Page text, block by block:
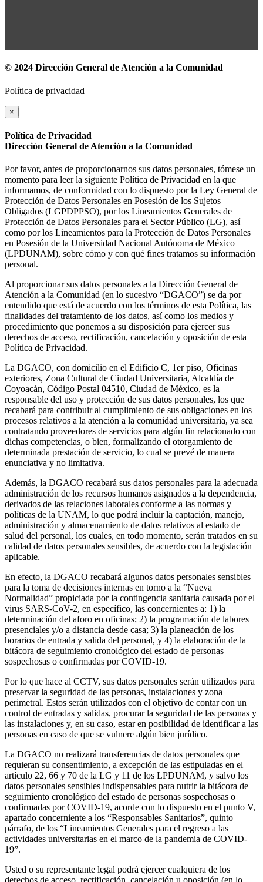
© 2024 Dirección General de Atención a la Comunidad
Política de privacidad
×
Política de Privacidad
Dirección General de Atención a la Comunidad
Por favor, antes de proporcionarnos sus datos personales, tómese un
momento para leer la siguiente Política de Privacidad en la que
informamos, de conformidad con lo dispuesto por la Ley General de
Protección de Datos Personales en Posesión de los Sujetos
Obligados (LGPDPPSO), por los Lineamientos Generales de
Protección de Datos Personales para el Sector Público (LG), así
como por los Lineamientos para la Protección de Datos Personales
en Posesión de la Universidad Nacional Autónoma de México
(LPDUNAM), sobre cómo y con qué fines tratamos su información
personal.
Al proporcionar sus datos personales a la Dirección General de
Atención a la Comunidad (en lo sucesivo “DGACO”) se da por
entendido que está de acuerdo con los términos de esta Política, las
finalidades del tratamiento de los datos, así como los medios y
procedimiento que ponemos a su disposición para ejercer sus
derechos de acceso, rectificación, cancelación y oposición de esta
Política de Privacidad.
La DGACO, con domicilio en el Edificio C, 1er piso, Oficinas
exteriores, Zona Cultural de Ciudad Universitaria, Alcaldía de
Coyoacán, Código Postal 04510, Ciudad de México, es la
responsable del uso y protección de sus datos personales, los que
recabará para contribuir al cumplimiento de sus obligaciones en los
procesos relativos a la atención a la comunidad universitaria, ya sea
contratando proveedores de servicios para algún fin relacionado con
dichas competencias, o bien, formalizando el otorgamiento de
determinada prestación de servicio, lo cual se prevé de manera
enunciativa y no limitativa.
Además, la DGACO recabará sus datos personales para la adecuada
administración de los recursos humanos asignados a la dependencia,
derivados de las relaciones laborales conforme a las normas y
políticas de la UNAM, lo que podrá incluir la captación, manejo,
administración y almacenamiento de datos relativos al estado de
salud del personal, los cuales, en todo momento, serán tratados en su
calidad de datos personales sensibles, de acuerdo con la legislación
aplicable.
En efecto, la DGACO recabará algunos datos personales sensibles
para la toma de decisiones internas en torno a la “Nueva
Normalidad” propiciada por la contingencia sanitaria causada por el
virus SARS-CoV-2, en específico, las concernientes a: 1) la
determinación del aforo en oficinas; 2) la programación de labores
presenciales y/o a distancia desde casa; 3) la planeación de los
horarios de entrada y salida del personal, y 4) la elaboración de la
bitácora de seguimiento cronológico del estado de personas
sospechosas o confirmadas por COVID-19.
Por lo que hace al CCTV, sus datos personales serán utilizados para
preservar la seguridad de las personas, instalaciones y zona
perimetral. Estos serán utilizados con el objetivo de contar con un
control de entradas y salidas, procurar la seguridad de las personas y
las instalaciones y, en su caso, estar en posibilidad de identificar a las
personas en caso de que se vulnere algún bien jurídico.
La DGACO no realizará transferencias de datos personales que
requieran su consentimiento, a excepción de las estipuladas en el
artículo 22, 66 y 70 de la LG y 11 de los LPDUNAM, y salvo los
datos personales sensibles indispensables para nutrir la bitácora de
seguimiento cronológico del estado de personas sospechosas o
confirmadas por COVID-19, acorde con lo dispuesto en el punto V,
apartado concerniente a los “Responsables Sanitarios”, quinto
párrafo, de los “Lineamientos Generales para el regreso a las
actividades universitarias en el marco de la pandemia de COVID-
19”.
Usted o su representante legal podrá ejercer cualquiera de los